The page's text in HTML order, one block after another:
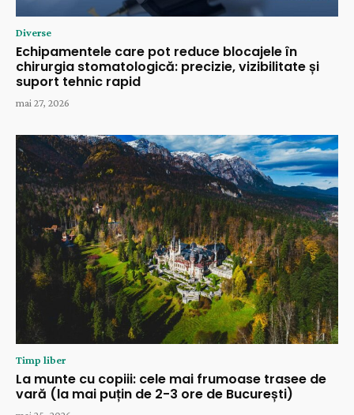
Diverse
Echipamentele care pot reduce blocajele în
chirurgia stomatologică: precizie, vizibilitate și
suport tehnic rapid
mai 27, 2026
Timp liber
La munte cu copiii: cele mai frumoase trasee de
vară (la mai puțin de 2-3 ore de București)